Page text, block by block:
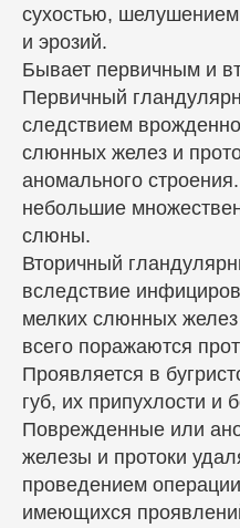
сухостью,
и эрозий.
Бывает первичным и
Первичный
следствием
слюнных желез и
аномального
небольшие
слюны.
Вторичный
вследствие
мелких слюнных
всего поражаются
Проявляется в
губ, их припухлости и
Поврежденные или
железы и протоки
проведением
имеющихся